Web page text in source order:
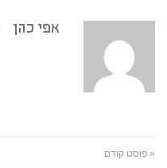
אפי כהן
« פוסט קודם